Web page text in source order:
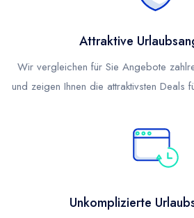
Attraktive
Wir vergleichen für Sie Angebote
und zeigen Ihnen die attraktivsten Deals
Unkomplizierte